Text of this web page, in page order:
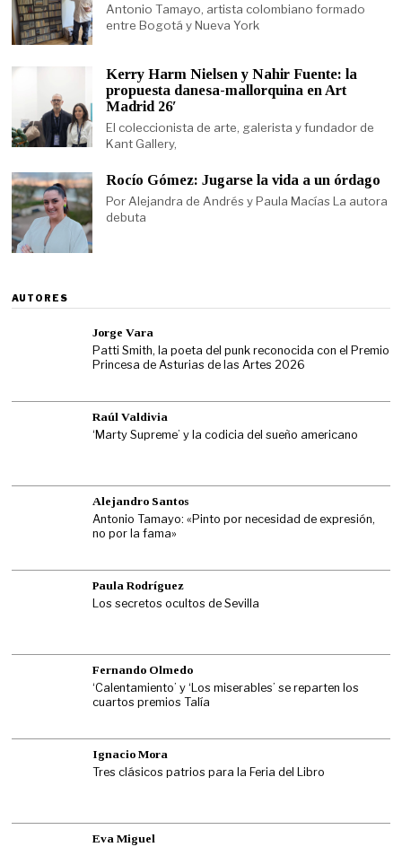
Antonio Tamayo, artista colombiano formado
entre Bogotá y Nueva York
Kerry Harm Nielsen y Nahir Fuente: la
propuesta danesa-mallorquina en Art
Madrid 26′
El coleccionista de arte, galerista y fundador de
Kant Gallery,
Rocío Gómez: Jugarse la vida a un órdago
Por Alejandra de Andrés y Paula Macías La autora
debuta
AUTORES
Jorge Vara
Patti Smith, la poeta del punk reconocida con el Premio
Princesa de Asturias de las Artes 2026
Raúl Valdivia
‘Marty Supreme’ y la codicia del sueño americano
Alejandro Santos
Antonio Tamayo: «Pinto por necesidad de expresión,
no por la fama»
Paula Rodríguez
Los secretos ocultos de Sevilla
Fernando Olmedo
‘Calentamiento’ y ‘Los miserables’ se reparten los
cuartos premios Talía
Ignacio Mora
Tres clásicos patrios para la Feria del Libro
Eva Miguel